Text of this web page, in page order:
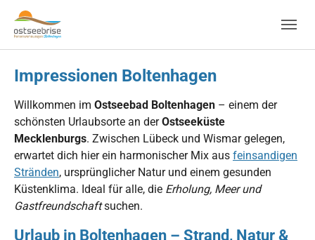
Skip to main navigation
Zum Hauptinhalt springen
Skip to page footer
Impressionen Boltenhagen
Willkommen im Ostseebad Boltenhagen – einem der
schönsten Urlaubsorte an derOstseeküste
Mecklenburgs. Zwischen Lübeck und Wismar gelegen,
erwartet dich hier ein harmonischer Mix aus feinsandigen
Stränden, ursprünglicher Natur und einem gesunden
Küstenklima. Ideal für alle, die Erholung, Meer und
Gastfreundschaftsuchen.
Urlaub in Boltenhagen – Strand, Natur &